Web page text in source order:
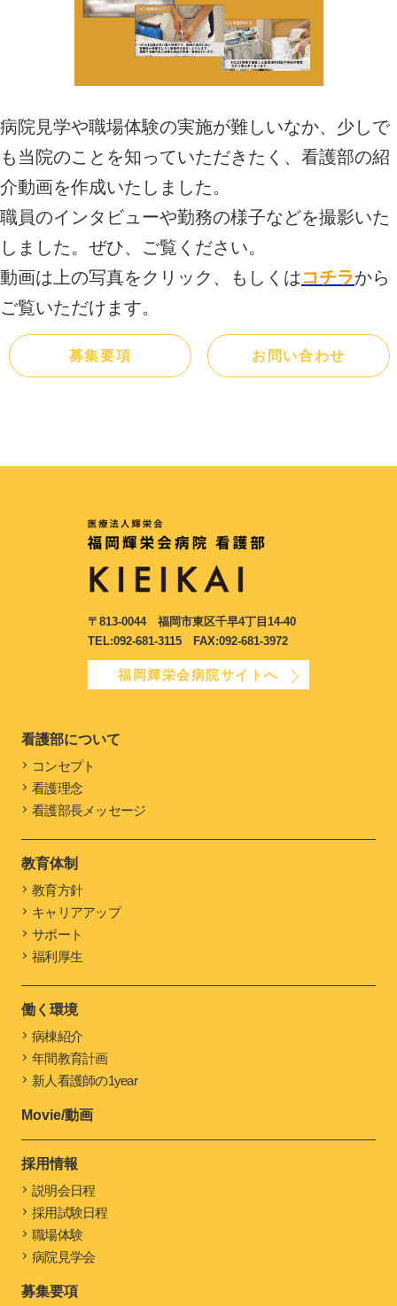
病院見学や職場体験の実施が難しいなか、少しで
も当院のことを知っていただきたく、看護部の紹
介動画を作成いたしました。
職員のインタビューや勤務の様子などを撮影いた
しました。ぜひ、ご覧ください。
動画は上の写真をクリック、もしくは コチラから
ご覧いただけます。
募集要項 お問い合わせ
〒813-0044
福岡市東区千早4丁目14-40
TEL:092-681-3115
FAX:092-681-3972
福岡輝栄会病院サイトへ
看護部について
コンセプト
看護理念
看護部長メッセージ
教育体制
教育方針
キャリアアップ
サポート
福利厚生
働く環境
病棟紹介
年間教育計画
新人看護師の1year
Movie/動画
採用情報
説明会日程
採用試験日程
職場体験
病院見学会
募集要項